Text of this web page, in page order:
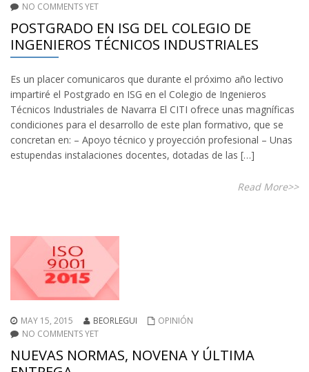
NO COMMENTS YET
POSTGRADO EN ISG DEL COLEGIO DE
INGENIEROS TÉCNICOS INDUSTRIALES
Es un placer comunicaros que durante el próximo año lectivo
impartiré el Postgrado en ISG en el Colegio de Ingenieros
Técnicos Industriales de Navarra El CITI ofrece unas magníficas
condiciones para el desarrollo de este plan formativo, que se
concretan en: – Apoyo técnico y proyección profesional – Unas
estupendas instalaciones docentes, dotadas de las […]
Read More>>
MAY 15, 2015 BEORLEGUI
OPINIÓN
NO COMMENTS YET
NUEVAS NORMAS, NOVENA Y ÚLTIMA